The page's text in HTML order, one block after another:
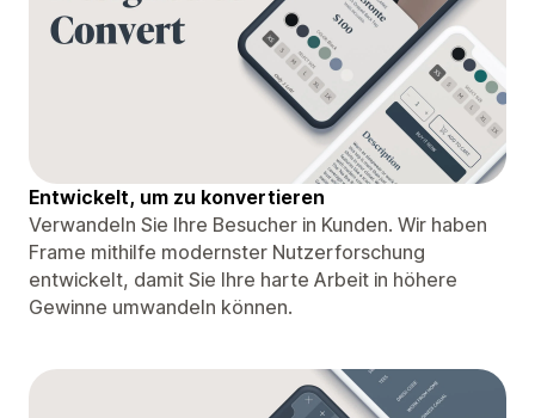
Entwickelt, um zu konvertieren
Verwandeln Sie Ihre Besucher in Kunden. Wir haben
Frame mithilfe modernster Nutzerforschung
entwickelt, damit Sie Ihre harte Arbeit in höhere
Gewinne umwandeln können.